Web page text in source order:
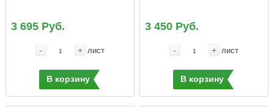
3 695 Руб.
- + лист
В корзину
3 450 Руб.
- + лист
В корзину